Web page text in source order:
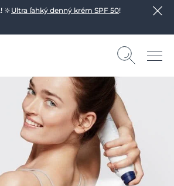
🔆 Ultra ľahký denný krém SPF 50!